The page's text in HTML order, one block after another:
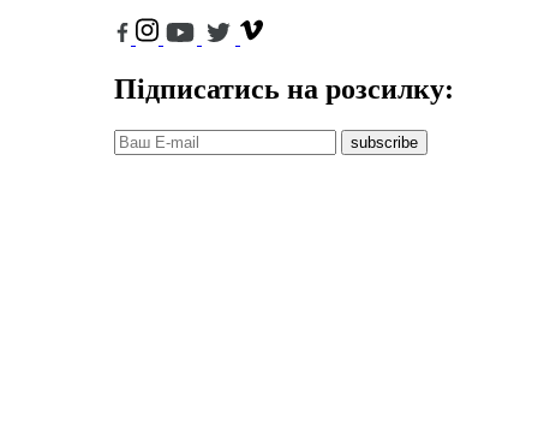
Підписатись на розсилку:
subscribe